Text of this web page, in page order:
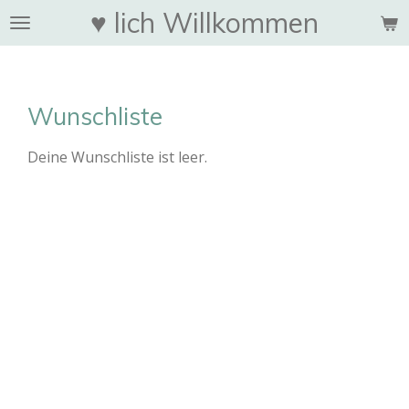
Zum
♥ lich Willkommen
Wunschliste
Deine Wunschliste ist leer.